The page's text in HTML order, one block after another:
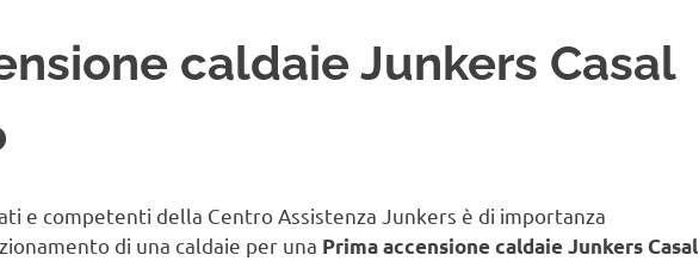
caldaie Junkers Casal
e competenti della Centro Assistenza Junkers è di importanza
di una caldaie per una Prima accensione caldaie Junkers Casal